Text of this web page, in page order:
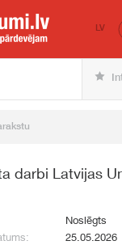
LV
darbi Latvijas
Noslēgts
25.05.2026